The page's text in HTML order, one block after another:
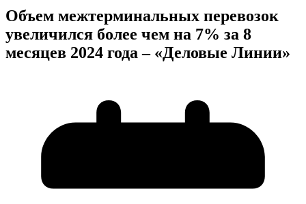
Объем межтерминальных перевозок
увеличился более чем на 7% за 8
месяцев 2024 года – «Деловые Линии»